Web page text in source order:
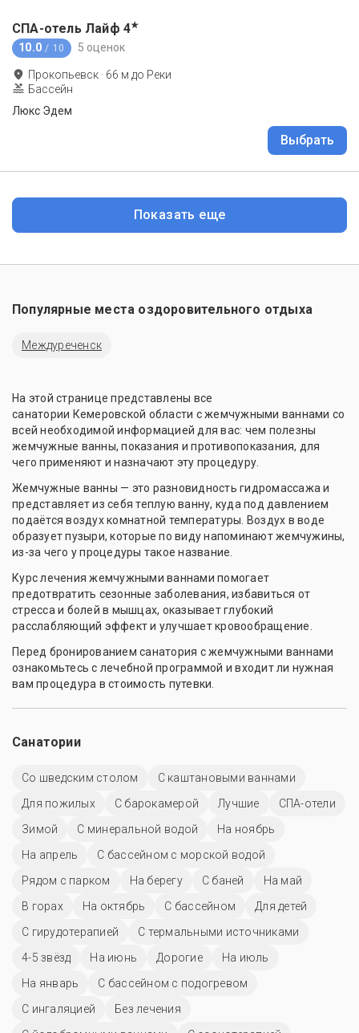
СПА-отель Лайф 4★
10.0 / 10 5 оценок
Прокопьевск · 66 м до Реки
Бассейн
Люкс Эдем
Выбрать
Показать еще
Популярные места оздоровительного отдыха
Междуреченск
На этой странице представлены все
санатории Кемеровской области с жемчужными ваннами со
всей необходимой информацией для вас: чем полезны
жемчужные ванны, показания и противопоказания, для
чего применяют и назначают эту процедуру.
Жемчужные ванны — это разновидность гидромассажа и
представляет из себя теплую ванну, куда под давлением
подаётся воздух комнатной температуры. Воздух в воде
образует пузыри, которые по виду напоминают жемчужины,
из-за чего у процедуры такое название.
Курс лечения жемчужными ваннами помогает
предотвратить сезонные заболевания, избавиться от
стресса и болей в мышцах, оказывает глубокий
расслабляющий эффект и улучшает кровообращение.
Перед бронированием санатория с жемчужными ваннами
ознакомьтесь с лечебной программой и входит ли нужная
вам процедура в стоимость путевки.
Санатории
Со шведским столом
С каштановыми ваннами
Для пожилых
С барокамерой Лучшие
СПА-отели
Зимой
С минеральной водой
На ноябрь
На апрель
С бассейном с морской водой
Рядом с парком
На берегу С баней
На май
В горах
На октябрь C бассейном
Для детей
С гирудотерапией
С термальными источниками
4-5 звёзд
На июнь Дорогие
На июль
На январь
С бассейном с подогревом
С ингаляцией
Без лечения